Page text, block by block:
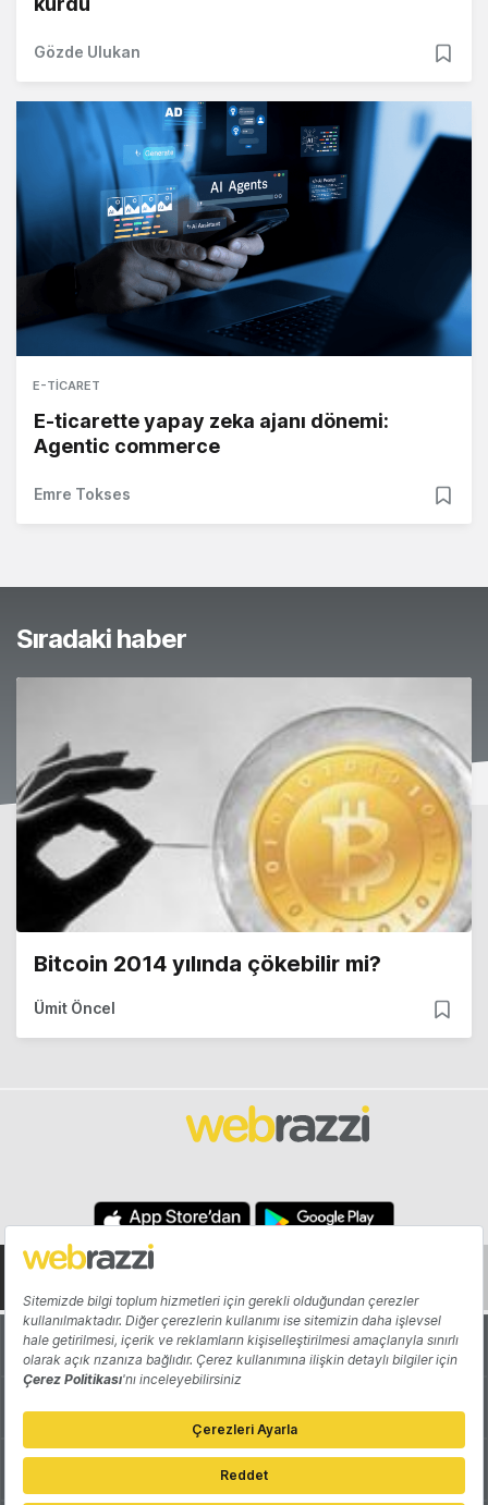
Gözde Ulukan
E-TICARET
E-ticarette yapay zeka ajanı dönemi:
Agentic commerce
Emre Tokses
Sıradaki haber
Bitcoin 2014 yılında çökebilir mi?
Ümit Öncel
Hakkında Yazarlar
Katkıda Bulun Reklam